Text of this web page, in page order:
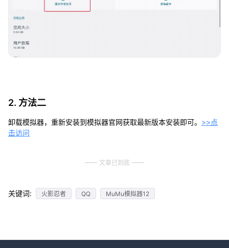
2. 方法二
卸载模拟器，重新安装到模拟器官网获取最新版本安装即可。 >>点
击访问
文章已到底
关键词: 火影忍者 QQ MuMu模拟器12